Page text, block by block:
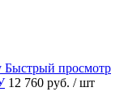
Быстрый просмотр
12 760 руб. / шт